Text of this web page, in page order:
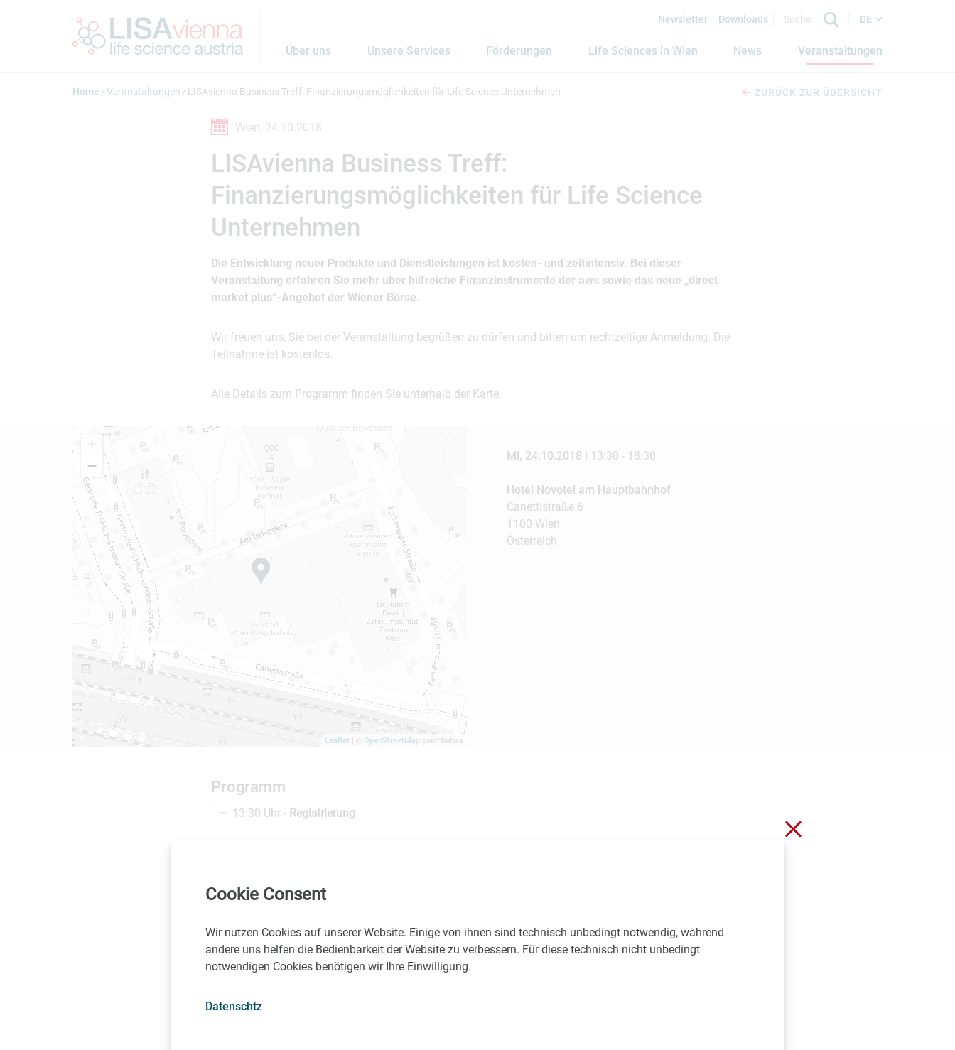
Newsletter Downloads DE
Über uns Unsere Services Förderungen Life Sciences in Wien News Veranstaltungen
Home Veranstaltungen LISAvienna Business Treff: Finanzierungsmöglichkeiten für Life Science Unternehmen ZURÜCK ZUR ÜBERSICHT
Wien, 24.10.2018
LISAvienna Business Treff:
Finanzierungsmöglichkeiten für Life Science
Unternehmen
Die Entwicklung neuer Produkte und Dienstleistungen ist kosten- und zeitintensiv. Bei dieser
Veranstaltung erfahren Sie mehr über hilfreiche Finanzinstrumente der aws sowie das neue „direct
market plus“-Angebot der Wiener Börse.
Wir freuen uns, Sie bei der Veranstaltung begrüßen zu dürfen und bitten um rechtzeitige Anmeldung. Die
Teilnahme ist kostenlos.
Alle Details zum Programm finden Sie unterhalb der Karte.
−
Leaflet | © OpenStreetMap contributors
Mi, 24.10.2018 | 13:30 - 18:30
Hotel Novotel am Hauptbahnhof
Canettistraße 6
1100 Wien
Österreich
Programm
13:30 Uhr - Registrierung
Marlis Baurecht, Geschäftsfeldleitung Entrepreneurship | Schutzrechte | Seedförderungen, aws
Ralf Kunzmann, Geschäftsführer, aws Gründerfonds
Schließen ohne zu
Cookie Consent
Wir nutzen Cookies auf unserer Website. Einige von ihnen sind technisch unbedingt notwendig, während
andere uns helfen die Bedienbarkeit der Website zu verbessern. Für diese technisch nicht unbedingt
notwendigen Cookies benötigen wir Ihre Einwilligung.
Datenschtz